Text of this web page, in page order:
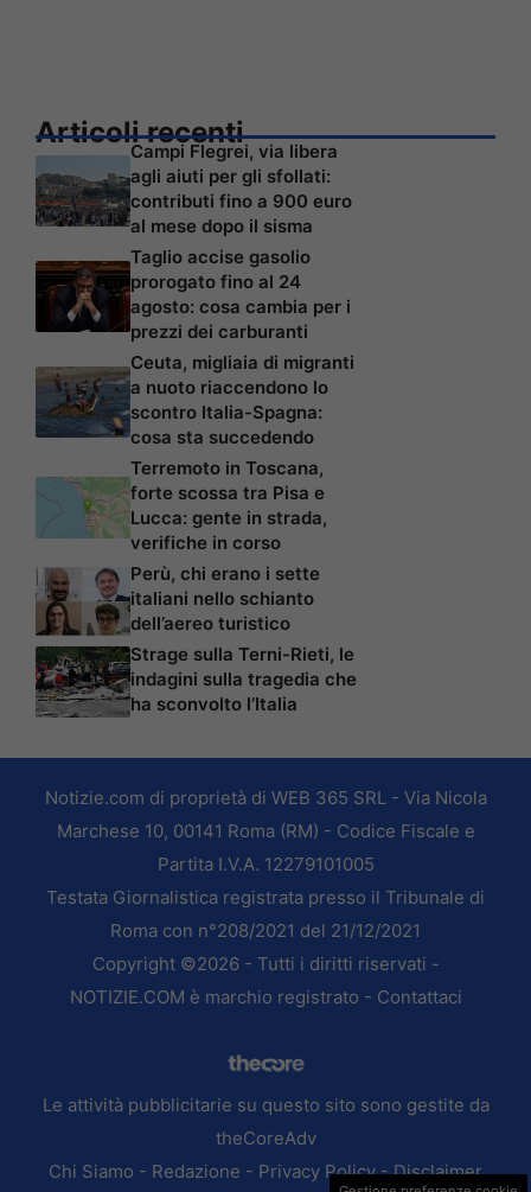
Articoli recenti
Campi Flegrei, via libera
agli aiuti per gli sfollati:
contributi fino a 900 euro
al mese dopo il sisma
Taglio accise gasolio
prorogato fino al 24
agosto: cosa cambia per i
prezzi dei carburanti
Ceuta, migliaia di migranti
a nuoto riaccendono lo
scontro Italia-Spagna:
cosa sta succedendo
Terremoto in Toscana,
forte scossa tra Pisa e
Lucca: gente in strada,
verifiche in corso
Perù, chi erano i sette
italiani nello schianto
dell’aereo turistico
Strage sulla Terni-Rieti, le
indagini sulla tragedia che
ha sconvolto l’Italia
Notizie.com di proprietà di WEB 365 SRL - Via Nicola
Marchese 10, 00141 Roma (RM) - Codice Fiscale e
Partita I.V.A. 12279101005
Testata Giornalistica registrata presso il Tribunale di
Roma con n°208/2021 del 21/12/2021
Copyright ©2026 - Tutti i diritti riservati -
NOTIZIE.COM è marchio registrato - Contattaci
Le attività pubblicitarie su questo sito sono gestite da
theCoreAdv
Chi Siamo - Redazione - Privacy Policy-Disclaimer